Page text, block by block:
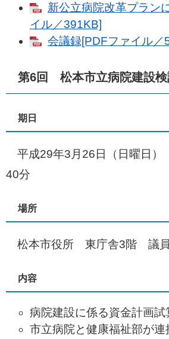
新公立病院改革プラン
イル／391KB]
会議録[PDFファイル／
第6回 松本市立病院建設検
期日
平成29年3月26日（日曜日
40分
場所
松本市役所 東庁舎3階 議員
内容
病院建設に係る資金計画試
市立病院と健康福祉部が